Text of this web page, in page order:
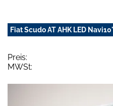
Fiat Scudo AT AHK LED
Preis:
MWSt: